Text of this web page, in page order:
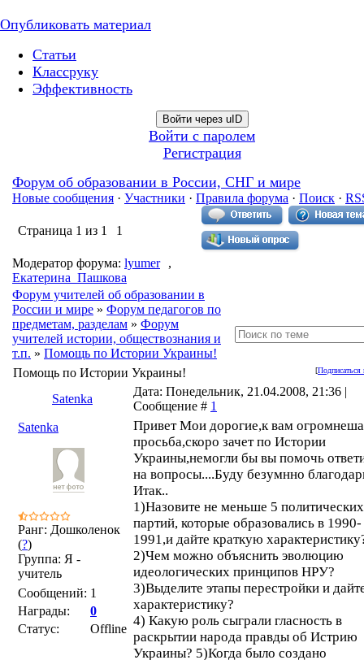
Опубликовать материал
Статьи
Классруку
Эффективность
Войти через uID
Войти с паролем
Регистрация
Форум об образовании в России, СНГ и мире
Новые сообщения · Участники · Правила форума · Поиск ·
Страница 1 из 1 1
Модератор форума: lyumer
,
Екатерина_Пашкова
Форум учителей об образовании в
России и мире » Форум педагогов по
предметам, разделам » Форум
учителей истории, обществознания и
т.п. » Помощь по Истории Украины!
[Подписаться
Помощь по Истории Украины!
Satenka
Дата: Понедельник, 21.04.2008, 21:36 |
Сообщение # 1
Satenka
Ранг: Дошколенок
(?)
Группа: Я -
учитель
Сообщений: 1
Награды:
0
Статус:
Offline
Привет Мои дорогие,к вам
просьба,скоро зачет по Истории
Украины,немогли бы вы помочь
на вопросы....Буду безумнно
Итак..
1)Назовите не меньше 5 политических
партий, которые образовались в 1990-
1991,и дайте краткую
2)Чем можно объяснить эволюцию
идеологических принципов НРУ?
3)Выделите этапы перестройки и
характеристику?
4) Какую роль сыграли гласность в
раскрытии народа правды об Истрию
Украины? 5)Когда было создано